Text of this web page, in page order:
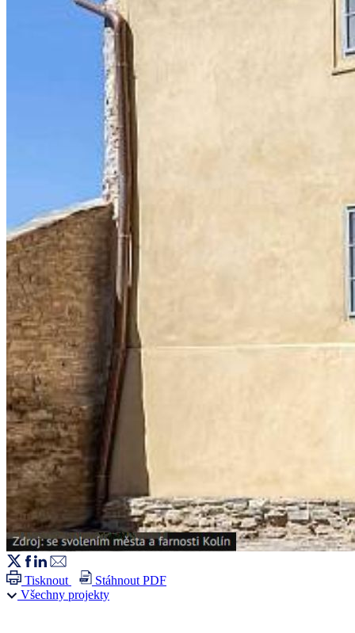
Tisknout
Stáhnout PDF
Všechny projekty